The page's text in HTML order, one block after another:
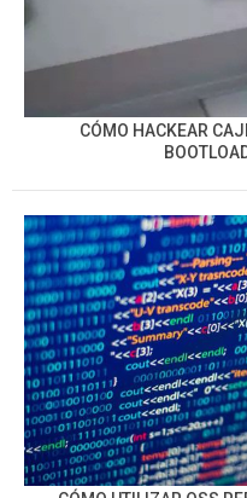
CÓMO HACKEAR